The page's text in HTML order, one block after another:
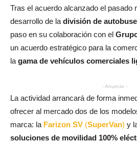
Tras el acuerdo alcanzado el pasado
desarrollo de la división de
paso en su colaboración con el
un acuerdo estratégico para la
la gama de vehículos comerciales
- Anuncio -
La actividad arrancará de forma
ofrecer al mercado dos de los
marca: la Farizon SV (SuperVan) y
soluciones de movilidad 100%